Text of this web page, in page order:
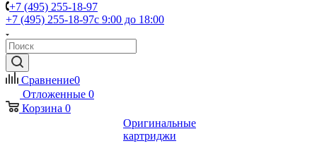
+7 (495) 255-18-97
+7 (495) 255-18-97с 9:00 до 18:00
Сравнение0
Отложенные 0
Корзина 0
Оригинальные
картриджи